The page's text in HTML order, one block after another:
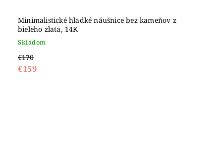
Minimalistické hladké náušnice bez kameňov z
bieleho zlata, 14K
Skladom
€170
€159